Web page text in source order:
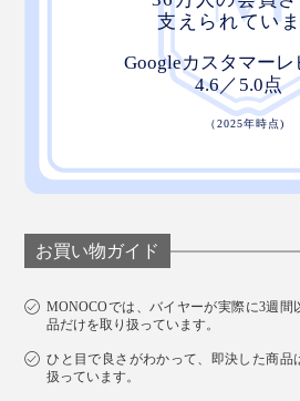
お買い物ガイド
MONOCOでは、バイヤーが実際に3週
品だけを取り扱っています。
ひと目で良さがわかって、即決した商品
扱っています。